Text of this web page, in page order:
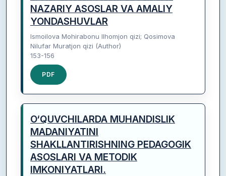
NAZARIY ASOSLAR VA AMALIY
YONDASHUVLAR
Ismoilova Mohirabonu Ilhomjon qizi; Qosimova
Nilufar Muratjon qizi (Author)
153-156
PDF
O‘QUVCHILARDA MUHANDISLIK
MADANIYATINI
SHAKLLANTIRISHNING PEDAGOGIK
ASOSLARI VA METODIK
IMKONIYATLARI.